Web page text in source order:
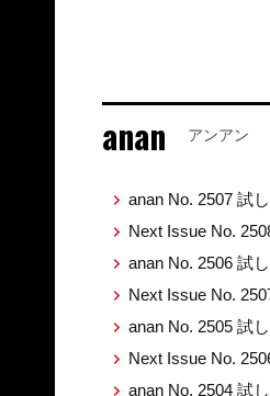
anan アンアン
anan No. 2507 試
Next Issue No.
anan No. 2506 試
Next Issue No.
anan No. 2505 試
Next Issue No.
anan No. 2504 試